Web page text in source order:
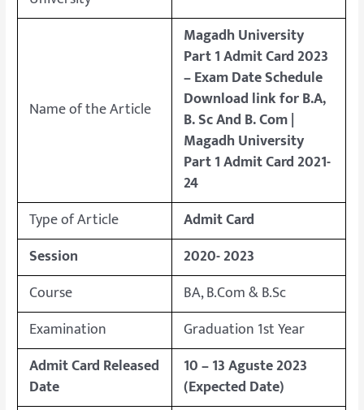
Name of the Article
Magadh University
Part 1 Admit Card 2023
– Exam Date Schedule
Download link for B.A,
B. Sc And B. Com |
Magadh University
Part 1 Admit Card 2021-
24
Type of Article
Admit Card
Session
2020- 2023
Course
BA, B.Com & B.Sc
Examination
Graduation 1st Year
Admit Card Released
Date
10 – 13 Aguste 2023
(Expected Date)